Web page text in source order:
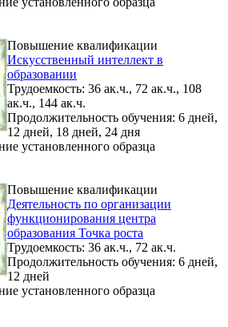
Повышение квалификации
Искусственный интеллект в
образовании
Трудоемкость: 36 ак.ч., 72 ак.ч., 108
ак.ч., 144 ак.ч.
Продолжительность обучения: 6 дней,
12 дней, 18 дней, 24 дня
установленного образца
Повышение квалификации
Деятельность по организации
функционирования центра
образования Точка роста
Трудоемкость: 36 ак.ч., 72 ак.ч.
Продолжительность обучения: 6 дней,
12 дней
установленного образца